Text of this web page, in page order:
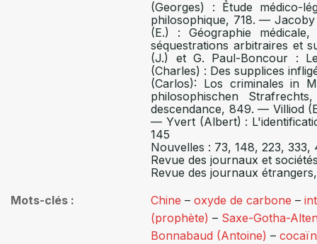
(Georges) : Étude médico-
philosophique, 718. —
(E.) : Géographie
séquestrations arbitraires et
(J.) et G. Paul-Boncour :
(Charles) : Des supplices
(Carlos): Los criminales in
philosophischen
descendance, 849. — Villiod
— Yvert (Albert) :
145
Nouvelles : 73, 148, 223, 333,
Revue des journaux et
Revue des journaux
Mots-clés
Chine –oxyde de carbone –
(prophète) – Saxe-Gotha-
Bonnabaud (Antoine) –